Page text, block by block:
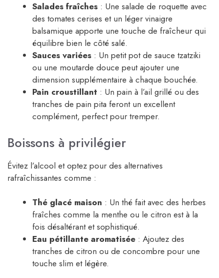
Salades fraîches : Une salade de roquette avec
des tomates cerises et un léger vinaigre
balsamique apporte une touche de fraîcheur qui
équilibre bien le côté salé.
Sauces variées : Un petit pot de sauce tzatziki
ou une moutarde douce peut ajouter une
dimension supplémentaire à chaque bouchée.
Pain croustillant : Un pain à l’ail grillé ou des
tranches de pain pita feront un excellent
complément, perfect pour tremper.
Boissons à privilégier
Évitez l’alcool et optez pour des alternatives
rafraîchissantes comme :
Thé glacé maison : Un thé fait avec des herbes
fraîches comme la menthe ou le citron est à la
fois désaltérant et sophistiqué.
Eau pétillante aromatisée : Ajoutez des
tranches de citron ou de concombre pour une
touche slim et légère.